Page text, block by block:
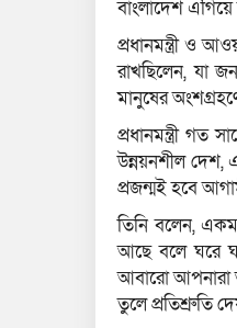
বাংলাদেশ এগিয়ে
প্রধানমন্ত্রী ও
রাখছিলেন, যা
মানুষের
প্রধানমন্ত্রী গত
উন্নয়নশীল দেশ,
প্রজন্মই হবে
তিনি বলেন,
আছে বলে ঘরে
আবারো আপনারা
তুলে প্রতিশ্রুতি